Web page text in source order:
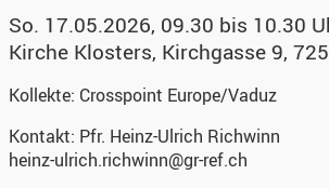
So. 17.05.2026, 09.30 bis 10.30
Kirche Klosters, Kirchgasse 9,
Kollekte: Crosspoint Europe/Vaduz
Kontakt: Pfr. Heinz-Ulrich Richwinn
heinz-ulrich.richwinn@gr-ref.ch